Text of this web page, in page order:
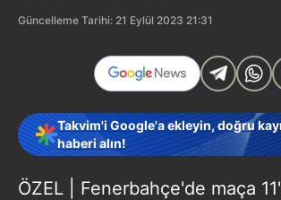
Güncelleme Tarihi: 21 Eylül 2023 21:31
Takvim'i Google'a ekleyin, doğru
haberi alın!
ÖZEL | Fenerbahçe'de maça